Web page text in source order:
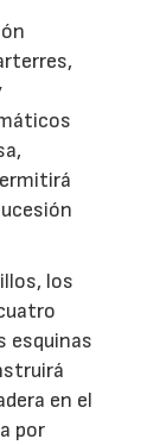
los
esquinas
en el
por